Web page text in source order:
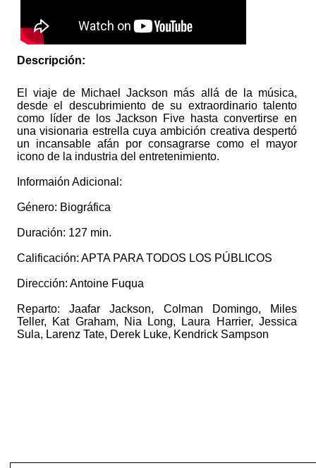
Descripción:
El viaje de Michael Jackson más allá de la música,
desde el descubrimiento de su extraordinario talento
como líder de los Jackson Five hasta convertirse en
una visionaria estrella cuya ambición creativa despertó
un incansable afán por consagrarse como el mayor
icono de la industria del entretenimiento.
Informaión Adicional:
Género: Biográfica
Duración: 127 min.
Calificación: APTA PARA TODOS LOS PÚBLICOS
Dirección: Antoine Fuqua
Reparto: Jaafar Jackson, Colman Domingo, Miles
Teller, Kat Graham, Nia Long, Laura Harrier, Jessica
Sula, Larenz Tate, Derek Luke, Kendrick Sampson